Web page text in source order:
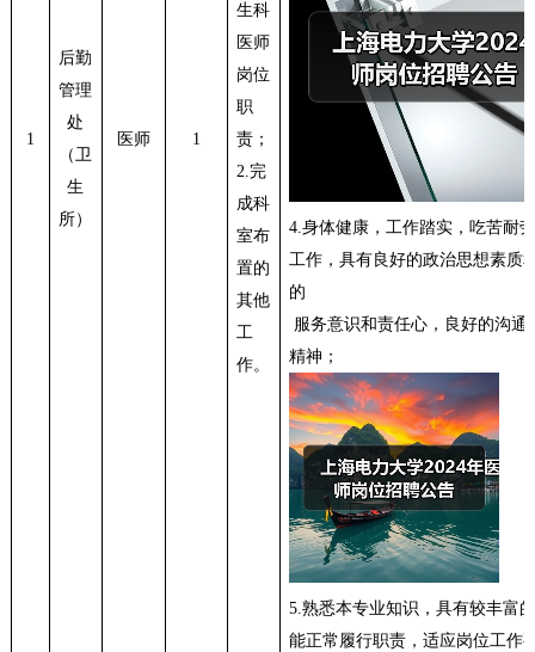
1
后勤
管理
处
（卫
生
所）
医师 1
生科
医师
岗位
职
责；
2.完
成科
室布
置的
其他
工
作。
4.身体健康，工作踏实，吃苦耐
工作，具有良好的政治思想素质
的
服务意识和责任心，良好的沟通
精神；
5.熟悉本专业知识，具有较丰富
能正常履行职责，适应岗位工作